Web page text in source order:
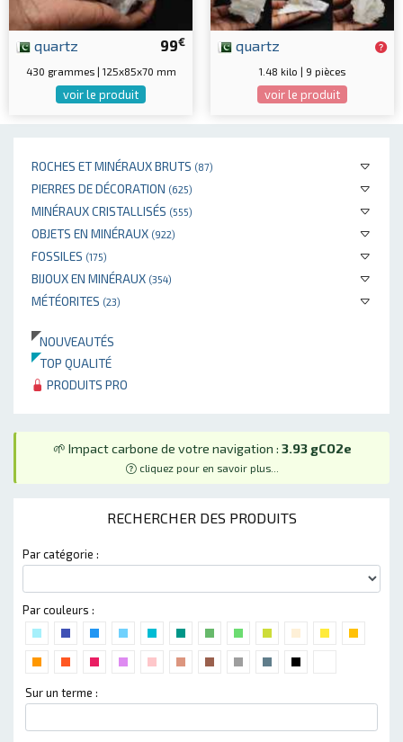
ROCHES ET MINÉRAUX BRUTS (87)
PIERRES DE DÉCORATION (625)
MINÉRAUX CRISTALLISÉS (555)
OBJETS EN MINÉRAUX (922)
FOSSILES (175)
BIJOUX EN MINÉRAUX (354)
MÉTÉORITES (23)
NOUVEAUTÉS
TOP QUALITÉ
PRODUITS PRO
🌱 Impact carbone de votre navigation : 3.93 gCO2e
cliquez pour en savoir plus...
RECHERCHER DES PRODUITS
Par catégorie :
Par couleurs :
Sur un terme :
99€
quartz
430 grammes | 125x85x70 mm
voir le produit
quartz
1.48 kilo | 9 pièces
voir le produit